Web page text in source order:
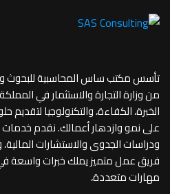
من وزارة التجارة والاستثمار في
الخبرة، الكفاءة، والتكنولوجيا
على نمو وازدهار أعمالك. نقدم خدمات
ودراسات الجدوى والاستشارات المالية،
فريق عمل متميز يملك خبرات واسعة
مهارات متعددة،